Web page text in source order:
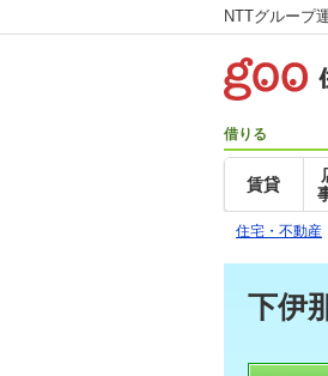
NTTグループ
借りる
賃貸
住宅・不動産
下伊